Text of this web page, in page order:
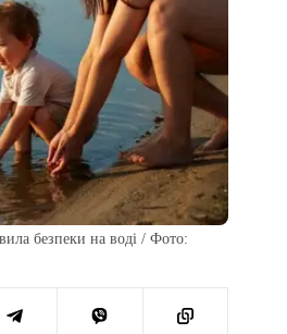
безпеки на воді / Фото: